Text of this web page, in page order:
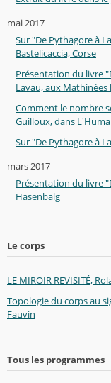
mai 2017
Sur "De Pythagore à
Bastelicaccia, Corse
Présentation du livre
Lavau, aux Mathinées
Comment le nombre
Guilloux, dans
Sur "De Pythagore à
mars 2017
Présentation du livre
Hasenbalg
Le corps
LE MIROIR REVISITÉ,
Topologie du corps au
Fauvin
Tous les programmes